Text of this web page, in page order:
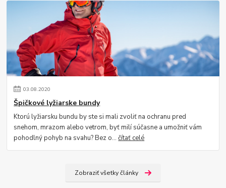
03.08.2020
Špičkové lyžiarske bundy
Ktorú lyžiarsku bundu by ste si mali zvoliť na ochranu pred
snehom, mrazom alebo vetrom, byť milí súčasne a umožniť vám
pohodlný pohyb na svahu? Bez o...čítať celé
Zobraziť všetky články